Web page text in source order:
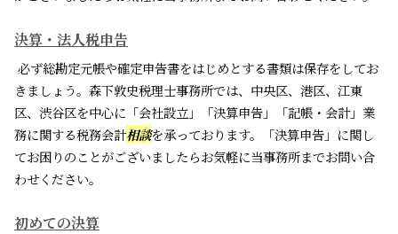
決算・法人税申告
必ず総勘定元帳や確定申告書をはじめとする書類は保存をしてお
きましょう。森下敦史税理士事務所では、中央区、港区、江東
区、渋谷区を中心に「会社設立」「決算申告」「記帳・会計」業
務に関する税務会計相談を承っております。「決算申告」に関し
てお困りのことがございましたらお気軽に当事務所までお問い合
わせください。
初めての決算